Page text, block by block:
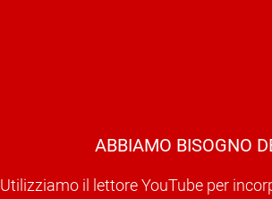
ABBIAMO BISOGNO
Utilizziamo il lettore YouTube per